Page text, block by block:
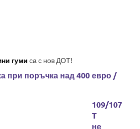
гуми са с нов ДОТ!
при поръчка над 400 евро /
109/107
T
не